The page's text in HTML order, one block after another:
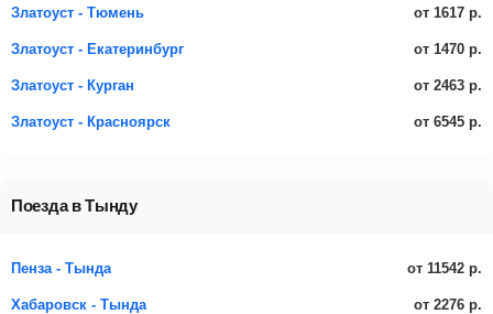
Златоуст - Тюмень от 1617 р.
Златоуст - Екатеринбург от 1470 р.
Златоуст - Курган от 2463 р.
Златоуст - Красноярск от 6545 р.
Поезда в Тынду
Пенза - Тында от 11542 р.
Хабаровск - Тында от 2276 р.